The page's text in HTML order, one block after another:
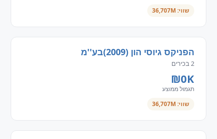
שווי: 36,707M
הפניקס גיוסי הון (2009)בע''מ
2 בכירים
₪0K
תגמול ממוצע
שווי: 36,707M